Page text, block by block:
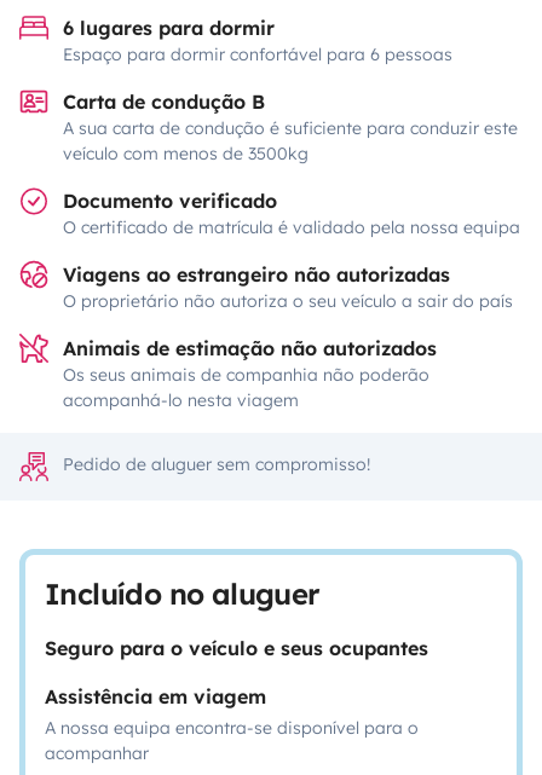
6 lugares para dormir
Espaço para dormir confortável para 6 pessoas
Carta de condução B
A sua carta de condução é suficiente para conduzir este
veículo com menos de 3500kg
Documento verificado
O certificado de matrícula é validado pela nossa equipa
Viagens ao estrangeiro não autorizadas
O proprietário não autoriza o seu veículo a sair do país
Animais de estimação não autorizados
Os seus animais de companhia não poderão
acompanhá-lo nesta viagem
Pedido de aluguer sem compromisso!
Incluído no aluguer
Seguro para o veículo e seus ocupantes
Assistência em viagem
A nossa equipa encontra-se disponível para o
acompanhar